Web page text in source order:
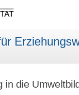
in die